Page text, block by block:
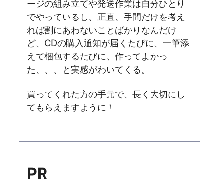
ージの組み立てや発送作業は自分ひとり
でやっているし、正直、手間だけを考え
れば割にあわないことばかりなんだけ
ど、CDの購入通知が届くたびに、一筆添
えて梱包するたびに、作ってよかっ
た、、、と実感がわいてくる。
買ってくれた方の手元で、長く大切にし
てもらえますように！
PR